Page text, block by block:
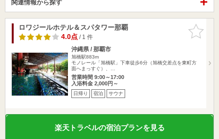
関連情報から探す
お気に入
りに追加
ロワジールホテル＆スパタワー那覇
4.0点/ 1 件
沖縄県 / 那覇市
旭橋駅883m
モノレール「旭橋駅」下車徒歩6分（旭橋交差点を東町方
面へまっすぐ）、…
営業時間 9:00～17:00
入浴料金 2,000円～
日帰り 宿泊 サウナ
楽天トラベルの宿泊プランを見る